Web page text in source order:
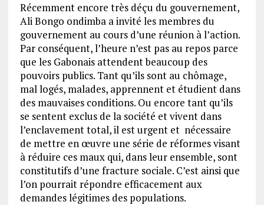
Récemment encore très déçu du gouvernement,
Ali Bongo ondimba a invité les membres du
gouvernement au cours d’une réunion à l’action.
Par conséquent, l’heure n’est pas au repos parce
que les Gabonais attendent beaucoup des
pouvoirs publics. Tant qu’ils sont au chômage,
mal logés, malades, apprennent et étudient dans
des mauvaises conditions. Ou encore tant qu’ils
se sentent exclus de la société et vivent dans
l’enclavement total, il est urgent et nécessaire
de mettre en œuvre une série de réformes visant
à réduire ces maux qui, dans leur ensemble, sont
constitutifs d’une fracture sociale. C’est ainsi que
l’on pourrait répondre efficacement aux
demandes légitimes des populations.